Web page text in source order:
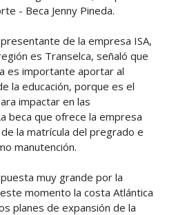
- Beca Jenny Pineda.
de la empresa ISA,
es Transelca, señaló que
es importante aportar al
la educación, porque es el
impactar en las
beca que ofrece la empresa
la matrícula del pregrado e
manutención.
muy grande por la
momento la costa Atlántica
planes de expansión de la